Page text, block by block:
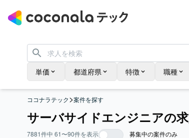
単価 都道府県 特徴 職種
ココナラテック>案件を探す
サーバサイドエンジニアの
7881件中 61〜90件を表示
募集中の案件のみ